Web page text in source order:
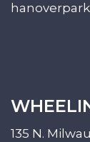
135 N.